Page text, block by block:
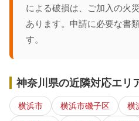
による破損は、ご加入の火
あります。申請に必要な書
す。
神奈川県の近隣対応エリ
横浜市 横浜市磯子区 横